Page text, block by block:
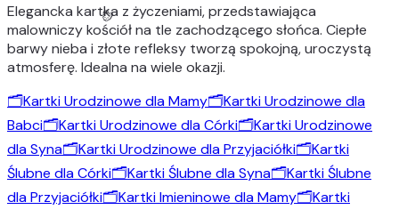
Elegancka kartka z życzeniami, przedstawiająca
malowniczy kościół na tle zachodzącego słońca. Ciepłe
barwy nieba i złote refleksy tworzą spokojną, uroczystą
atmosferę. Idealna na wiele okazji.
🗂️Kartki Urodzinowe dla Mamy🗂️Kartki Urodzinowe dla
Babci🗂️Kartki Urodzinowe dla Córki🗂️Kartki Urodzinowe
dla Syna🗂️Kartki Urodzinowe dla Przyjaciółki🗂️Kartki
Ślubne dla Córki🗂️Kartki Ślubne dla Syna🗂️Kartki Ślubne
dla Przyjaciółki🗂️Kartki Imieninowe dla Mamy🗂️Kartki